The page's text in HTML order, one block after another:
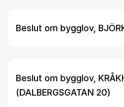
Beslut om bygglov,
Beslut om bygglov,
(DALBERGSGATAN 20)